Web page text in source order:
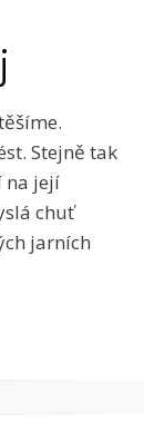
Stejně tak
na její
chuť
jarních